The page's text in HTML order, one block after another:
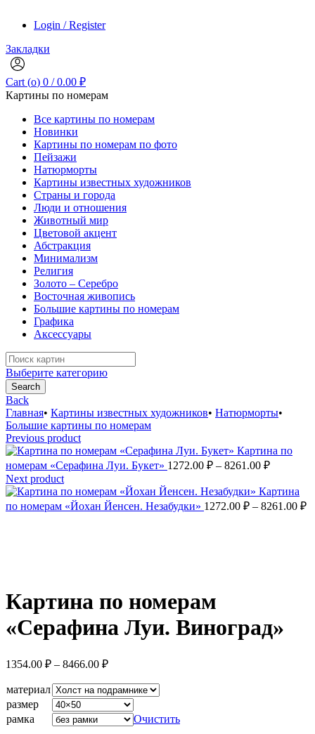
Login / Register
Закладки
Cart (o) 0 / 0.00 ₽
Картины по номерам
Все картины по номерам
Новинки
Картины по номерам по фото
Пейзажи
Натюрморты
Картины известных художников
Страны и города
Люди и отношения
Животный мир
Цветовой акцент
Абстракция
Минимализм
Религия
Золото – Серебро
Восточная живопись
Большие картины по номерам
Графика
Аксессуары
Search
for:
Выберите категорию
Search
Back
Главная• Картины известных художников• Натюрморты•
Большие картины по номерам
Previous product
Картина по
номерам «Серафина Луи. Букет» 1272.00 ₽ – 8261.00 ₽Диапазон
1272.00 ₽
–
Next product
Картина
по номерам «Йохан Йенсен. Незабудки» 1272.00 ₽ – 8261.00 ₽
Картина по номерам
«Серафина Луи. Виноград»
1354.00 ₽ – 8466.00 ₽Диапазон
1354.00 ₽
–
8466.00 ₽
материал
размер
рамка
Очистить